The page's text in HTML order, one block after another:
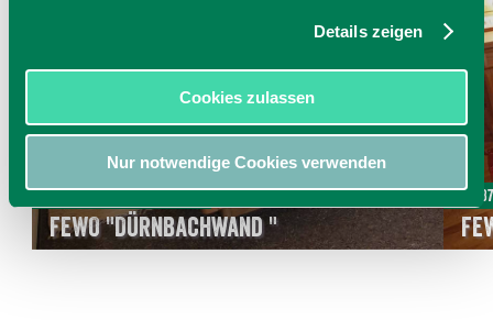
Details zeigen
Cookies zulassen
Nur notwendige Cookies verwenden
Ab 99,00 € pro Einheit
FEWO "Dürnbachwand "
Ab